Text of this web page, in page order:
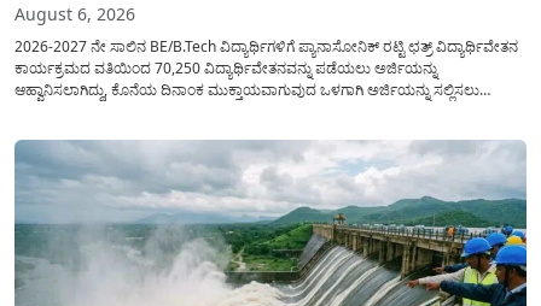
August 6, 2026
2026-2027 ನೇ ಸಾಲಿನ BE/B.Tech ವಿದ್ಯಾರ್ಥಿಗಳಿಗೆ ಪ್ಯಾನಾಸೋನಿಕ್ ರಟ್ಟಿ ಛತ್ರ್ ವಿದ್ಯಾರ್ಥಿವೇತನ
ಕಾರ್ಯಕ್ರಮದ ವತಿಯಿಂದ 70,250 ವಿದ್ಯಾರ್ಥಿವೇತನವನ್ನು ಪಡೆಯಲು ಅರ್ಜಿಯನ್ನು
ಆಹ್ವಾನಿಸಲಾಗಿದ್ದು, ಕೊನೆಯ ದಿನಾಂಕ ಮುಕ್ತಾಯವಾಗುವುದ ಒಳಗಾಗಿ ಅರ್ಜಿಯನ್ನು ಸಲ್ಲಿಸಲು
ಜಾರಿಗೆ...